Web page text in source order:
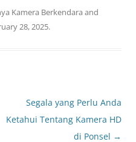
Kamera Berkendara and
28, 2025.
Segala yang Perlu Anda
Ketahui Tentang Kamera HD
di Ponsel →